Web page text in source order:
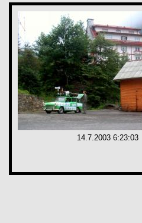
14.7.2003 6:23:03